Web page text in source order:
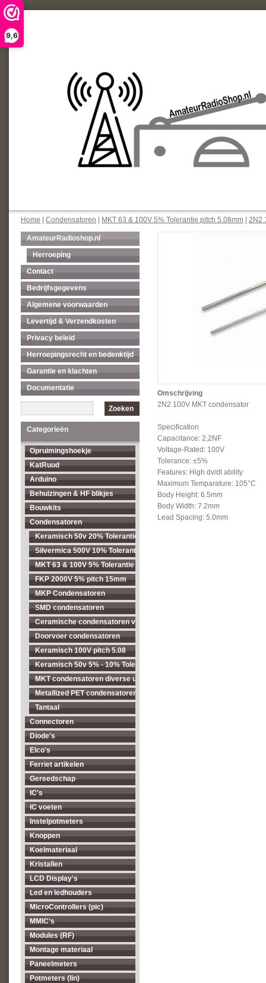
9,6
Home Condensatoren MKT 63 & 100V 5% Tolerantie pitch 5.08mm 2N2
AmateurRadioshop.nl
Herroeping
Contact
Bedrijfsgegevens
Algemene voorwaarden
Levertijd & Verzendkosten
Privacy beleid
Herroepingsrecht en bedenktijd
Garantie en klachten
Documentatie
Zoeken
Categorieën
Opruimingshoekje
KatRuud
Arduino
Behuizingen & HF blikjes
Bouwkits
Condensatoren
Keramisch 50v 20% Tolerantie pitch 2.54mm
Silvermica 500V 10% Tolerantie
MKT 63 & 100V 5% Tolerantie pitch 5.08mm
FKP 2000V 5% pitch 15mm
MKP Condensatoren
SMD condensatoren
Ceramische condensatoren voor hogere spanningen
Doorvoer condensatoren
Keramisch 100V pitch 5.08
Keramisch 50v 5% - 10% Tolerantie pitch 5.08mm
MKT condensatoren diverse uitvoeringen
Metallized PET condensatoren diverse uitvoeringen
Tantaal
Connectoren
Diode's
Elco's
Ferriet artikelen
Gereedschap
IC's
IC voeten
Instelpotmeters
Knoppen
Koelmateriaal
Kristallen
LCD Display's
Led en ledhouders
MicroControllers (pic)
MMIC's
Modules (RF)
Montage materiaal
Paneelmeters
Potmeters (lin)
Omschrijving
2N2 100V MKT condensator
Specification
Capacitance: 2,2NF
Voltage-Rated: 100V
Tolerance: ±5%
Features: High dv/dt ability
Maximum Temparature: 105°C
Body Height: 6.5mm
Body Width: 7.2mm
Lead Spacing: 5.0mm